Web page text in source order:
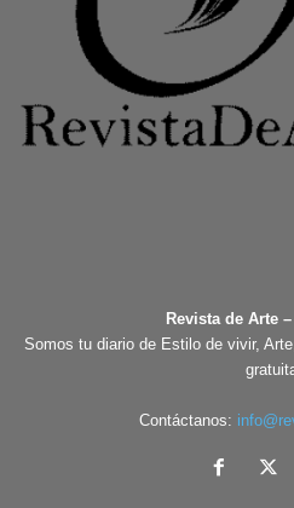
Revista de Arte
Somos tu diario de Estilo de vivir,
Contáctanos: